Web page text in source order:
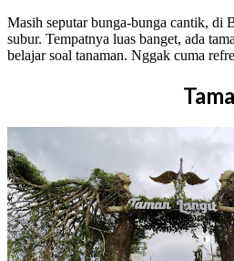
Masih seputar bunga-bunga cantik, di
subur. Tempatnya luas banget, ada
belajar soal tanaman. Nggak cuma